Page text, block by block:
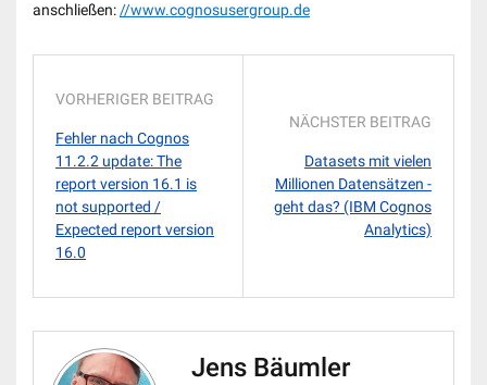
anschließen://www.cognosusergroup.de
VORHERIGER BEITRAG
Fehler nach Cognos
11.2.2 update: The
report version 16.1 is
not supported /
Expected report version
16.0
NÄCHSTER BEITRAG
Datasets mit vielen
Millionen Datensätzen -
geht das? (IBM Cognos
Analytics)
Jens Bäumler